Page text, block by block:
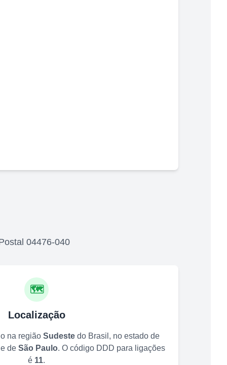
04476-040
🗺️
Localização
na região Sudeste do Brasil, no estado de
de São Paulo. O código DDD para ligações
é 11.